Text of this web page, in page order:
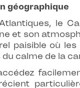
géographique
le
et son
paisible où
calme de la